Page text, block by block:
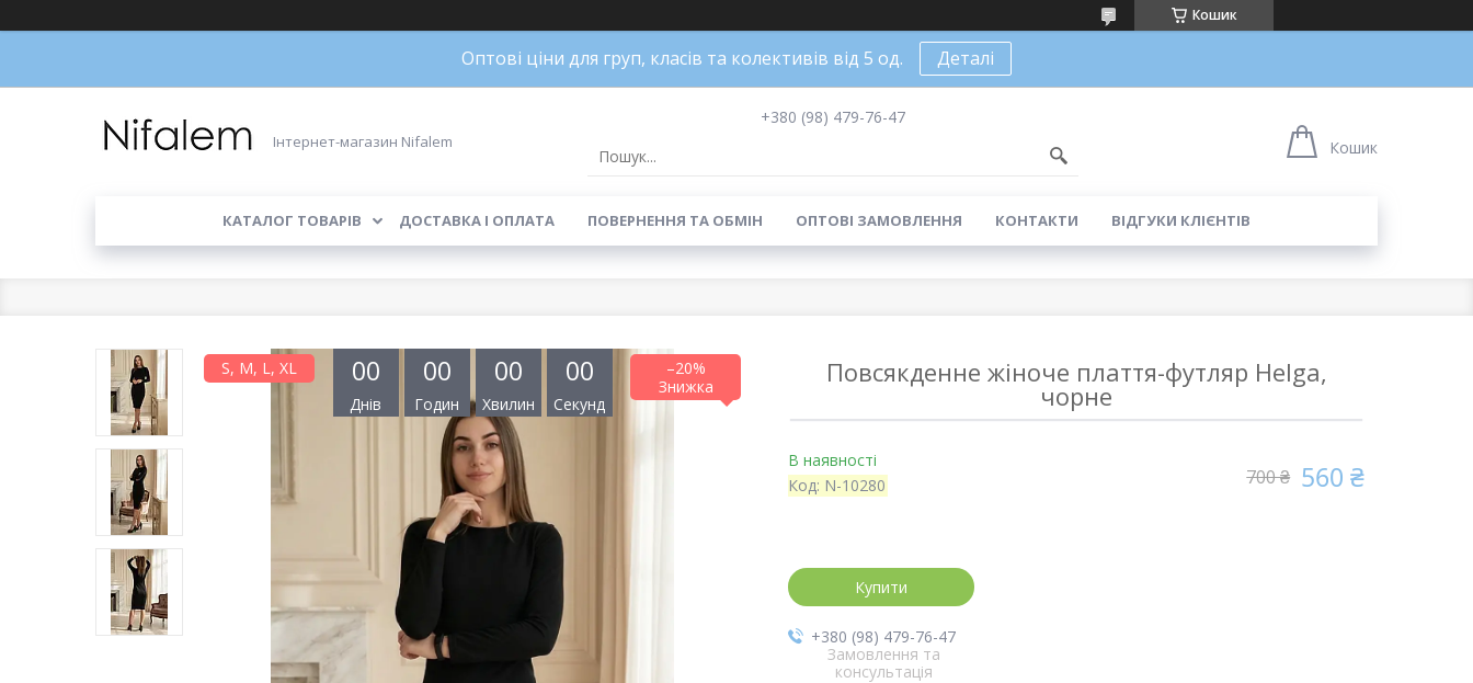
Кошик
Оптові ціни для груп, класів та колективів від 5 од. Деталі
Інтернет-магазин Nifalem
+380 (98) 479-76-47
Кошик
КАТАЛОГ ТОВАРІВ ДОСТАВКА І ОПЛАТА ПОВЕРНЕННЯ ТА ОБМІН ОПТОВІ ЗАМОВЛЕННЯ КОНТАКТИ ВІДГУКИ КЛІЄНТІВ
S, M, L, XL –20%
00
Днів
00
Годин
00
Хвилин
00
Секунд
Повсякденне жіноче плаття-футляр Helga,
чорне
В наявності
Код: N-10280 700 ₴ 560 ₴
Купити
+380 (98) 479-76-47
Замовлення та
консультація